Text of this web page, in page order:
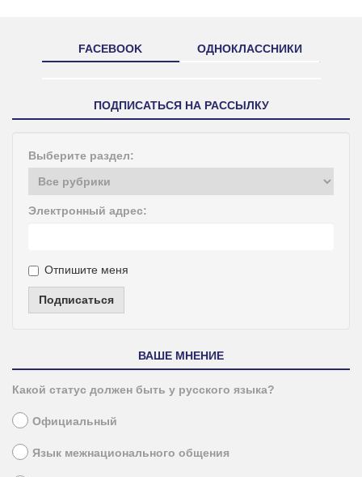
FACEBOOK ОДНОКЛАССНИКИ
ПОДПИСАТЬСЯ НА РАССЫЛКУ
Выберите раздел:
Электронный адрес:
Отпишите меня
Подписаться
ВАШЕ МНЕНИЕ
Какой статус должен быть у русского языка?
Официальный
Язык межнационального общения